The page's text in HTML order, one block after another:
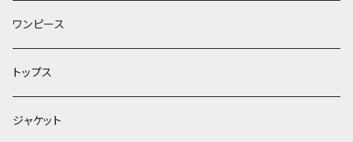
ワンピース
トップス
ジャケット